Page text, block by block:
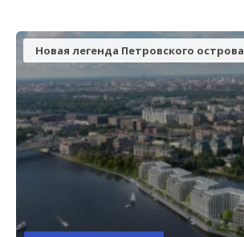
Новая легенда Петровского острова